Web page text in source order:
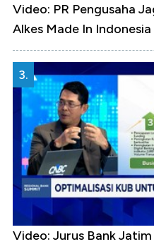
Video: PR Pengusaha
Alkes Made In Indonesia
3.
Video: Jurus Bank